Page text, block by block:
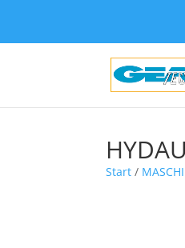
Start /